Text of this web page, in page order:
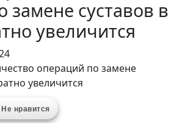
замене суставов в
увеличится
Не нравится